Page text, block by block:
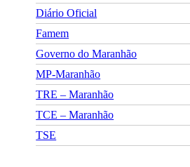
Diário Oficial
Famem
Governo do Maranhão
MP-Maranhão
TRE – Maranhão
TCE – Maranhão
TSE